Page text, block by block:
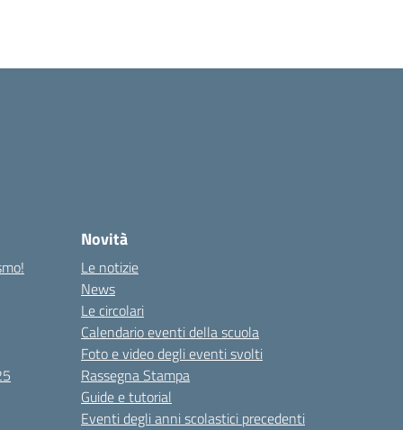
Novità
Le notizie
News
Le circolari
Calendario eventi della scuola
Foto e video degli eventi svolti
Rassegna Stampa
Guide e tutorial
Eventi degli anni scolastici precedenti